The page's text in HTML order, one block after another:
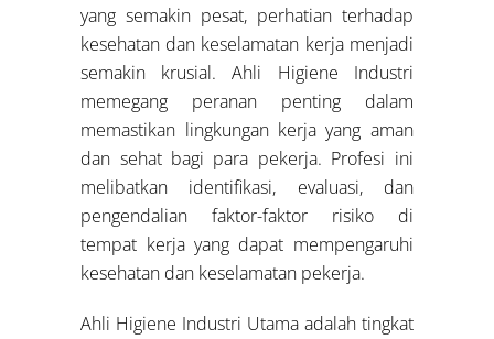
yang semakin pesat, perhatian terhadap
kesehatan dan keselamatan kerja menjadi
semakin krusial. Ahli Higiene Industri
memegang peranan penting dalam
memastikan lingkungan kerja yang aman
dan sehat bagi para pekerja. Profesi ini
melibatkan identifikasi, evaluasi, dan
pengendalian faktor-faktor risiko di
tempat kerja yang dapat mempengaruhi
kesehatan dan keselamatan pekerja.
Ahli Higiene Industri Utama adalah tingkat